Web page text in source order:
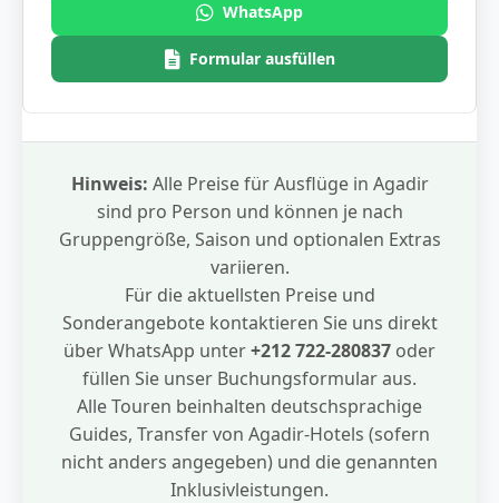
WhatsApp
Formular ausfüllen
Hinweis: Alle Preise für Ausflüge in Agadir
sind pro Person und können je nach
Gruppengröße, Saison und optionalen Extras
variieren.
Für die aktuellsten Preise und
Sonderangebote kontaktieren Sie uns direkt
über WhatsApp unter+212 722-280837 oder
füllen Sie unser Buchungsformular aus.
Alle Touren beinhalten deutschsprachige
Guides, Transfer von Agadir-Hotels (sofern
nicht anders angegeben) und die genannten
Inklusivleistungen.